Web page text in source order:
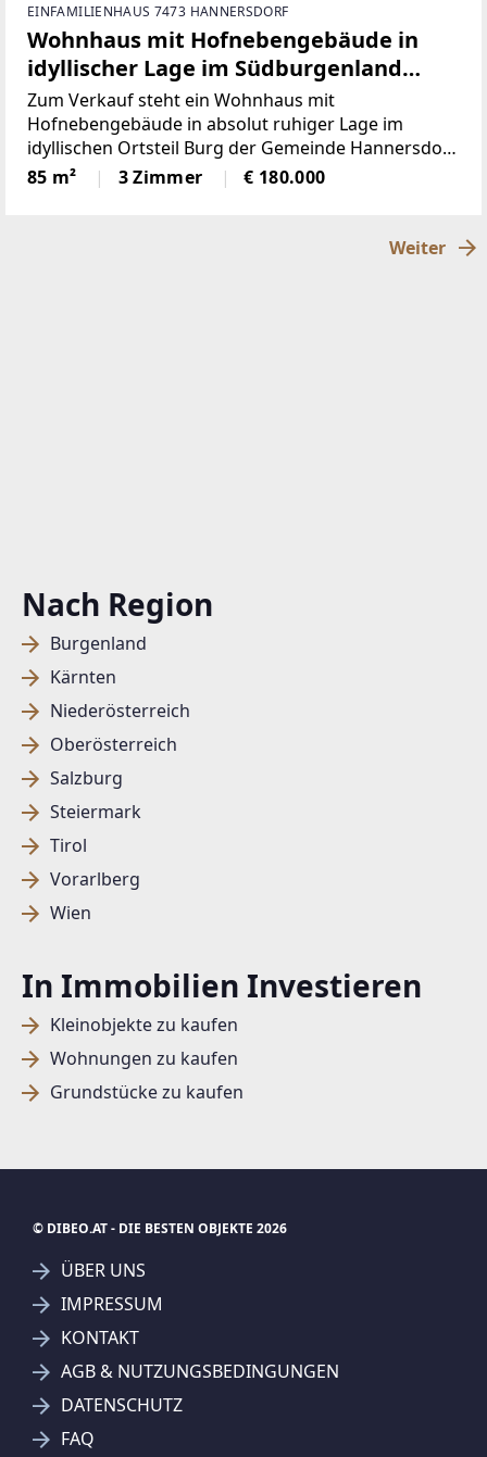
Nach Region
Burgenland
Kärnten
Niederösterreich
Oberösterreich
Salzburg
Steiermark
Tirol
Vorarlberg
Wien
In Immobilien Investieren
Kleinobjekte zu kaufen
Wohnungen zu kaufen
Grundstücke zu kaufen
SUCHAGENT ANLEGEN FÜR DIE
AKTUELLEN SUCHKRITERIEN
EINFAMILIENHAUS 7473 HANNERSDORF
Wohnhaus mit Hofnebengebäude in
idyllischer Lage im Südburgenland
Nähe Oberwart
Zum Verkauf steht ein Wohnhaus mit
Hofnebengebäude in absolut ruhiger Lage im
idyllischen Ortsteil Burg der Gemeinde Hannersdorf
im Südburgenland.Die Liegenschaft verbindet den
traditionellen Charakter eines burgenländischen
85 m² 3 Zimmer € 180.000
Weiter
© DIBEO.AT - DIE BESTEN OBJEKTE 2026
ÜBER UNS
IMPRESSUM
KONTAKT
AGB & NUTZUNGSBEDINGUNGEN
DATENSCHUTZ
FAQ